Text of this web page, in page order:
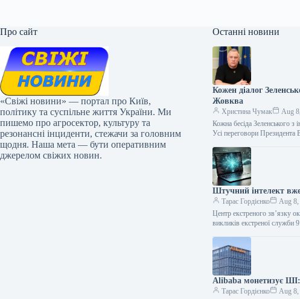
Про сайт
«Свіжі новини» — портал про Київ,
політику та суспільне життя України. Ми
пишемо про агросектор, культуру та
резонансні інциденти, стежачи за головним
щодня. Наша мета — бути оперативним
джерелом свіжих новин.
Останні новини
Кожен діалог
Жовква
Христина Чумак
Aug
Кожна бесіда Зеленського
Усі переговори
Штучний інтелект
Тарас Гордієнко
Aug 8,
Центр екстреного зв’язку
викликів екстреної служби
Alibaba монетизує ШІ:
Тарас Гордієнко Aug 8,